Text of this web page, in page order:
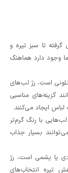
تا سبز تیره و
وجود دارد هماهنگ
است، رژ لب‌های
گزینه‌های مناسبی
ایجاد می‌کنند.
لب‌هایی با رنگ گرم‌تر
بسیار جذاب
یا یشمی است، رژ
تیره انتخاب‌های